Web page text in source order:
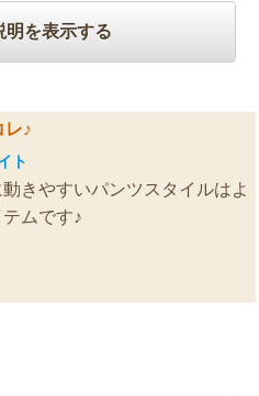
明を表示する
レ♪
ト
きやすいパンツスタイルはよ
ムです♪